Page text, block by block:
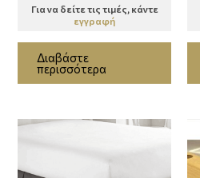
Για να δείτε τις τιμές, κάντε
εγγραφή
Διαβάστε
περισσότερα